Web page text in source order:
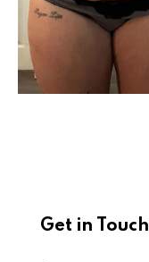
Get in Touch